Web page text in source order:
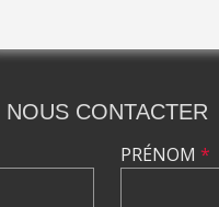
NOUS CONTACTER
PRÉNOM *